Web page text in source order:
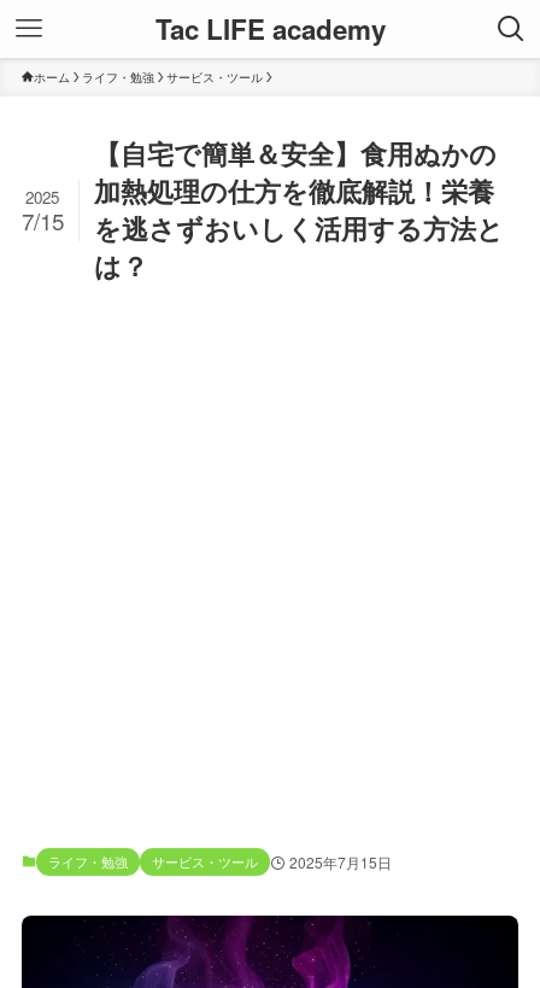
Tac LIFE academy
ホーム ライフ・勉強 サービス・ツール
【自宅で簡単＆安全】食用ぬかの
加熱処理の仕方を徹底解説！栄養
を逃さずおいしく活用する方法と
は？
2025
7/15
ライフ・勉強 サービス・ツール 2025年7月15日